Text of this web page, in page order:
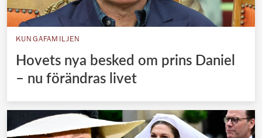
KUNGAFAMILJEN
Hovets nya besked om prins Daniel
– nu förändras livet